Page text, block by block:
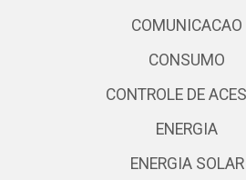
COMUNICACAO
CONSUMO
CONTROLE DE
ENERGIA
ENERGIA SOLAR